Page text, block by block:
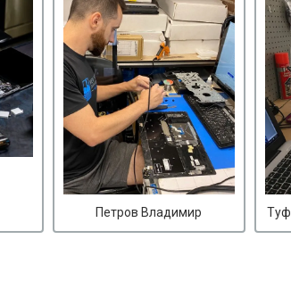
Петров Владимир